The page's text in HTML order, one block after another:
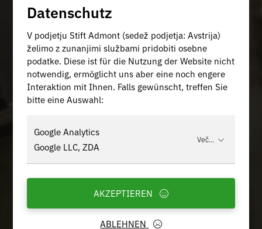
Datenschutz
V podjetju Stift Admont (sedež podjetja: Avstrija)
želimo z zunanjimi službami pridobiti osebne
podatke. Diese ist für die Nutzung der Website nicht
notwendig, ermöglicht uns aber eine noch engere
Interaktion mit Ihnen. Falls gewünscht, treffen Sie
bitte eine Auswahl:
Google Analytics
Google LLC, ZDA
Več...
ABLEHNEN
AKZEPTIEREN